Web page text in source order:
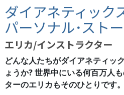
ダイアネティック
パーソナル･スト
エリカ/インストラクター
どんな人たちがダイアネティッ
ょうか? 世界中にいる何百万人
ターのエリカもそのひとりです。